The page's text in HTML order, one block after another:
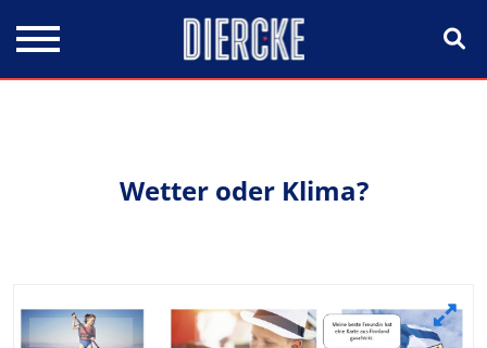
Wetter oder Klima?